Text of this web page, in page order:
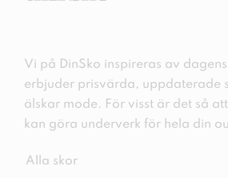
Vi på DinSko inspireras av
erbjuder prisvärda, uppdaterade
älskar mode. För visst är det så
kan göra underverk för hela din
Alla skor